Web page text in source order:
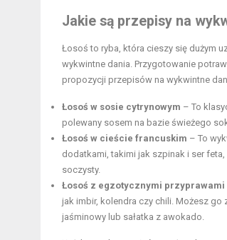
Jakie są przepisy na
Łosoś to ryba, która cieszy się dużym
wykwintne dania. Przygotowanie
propozycji przepisów na wykwintne
Łosoś w sosie cytrynowym – To
polewany sosem na bazie świeżego
Łosoś w cieście francuskim – To
dodatkami, takimi jak szpinak i ser
soczysty.
Łosoś z egzotycznymi przyprawami
jak imbir, kolendra czy chili. Możesz
jaśminowy lub sałatka z awokado.